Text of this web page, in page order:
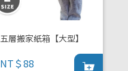
五層搬家紙箱【大型】
NT＄88